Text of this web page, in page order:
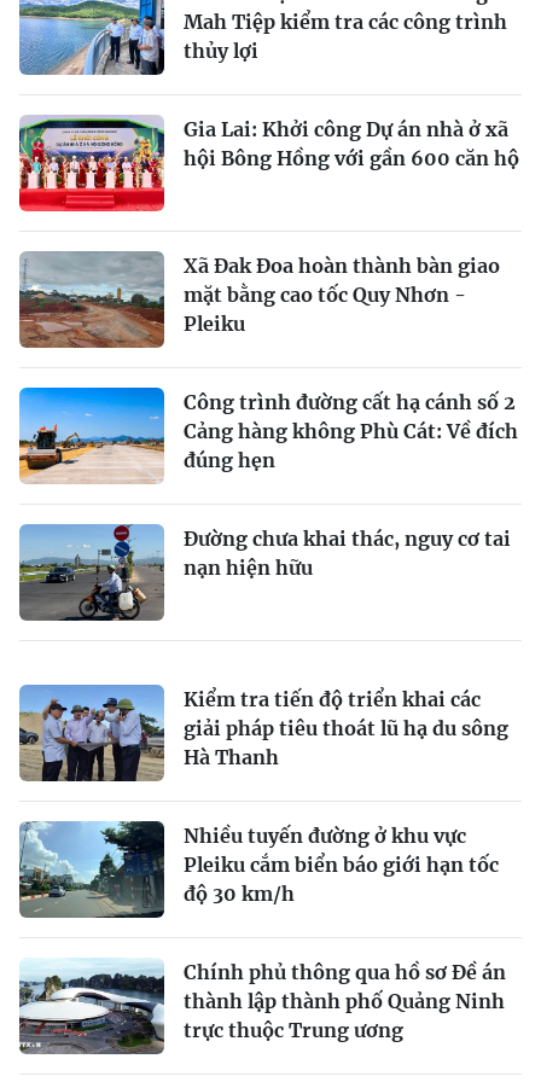
Mah Tiệp kiểm tra các công trình
thủy lợi
Gia Lai: Khởi công Dự án nhà ở xã
hội Bông Hồng với gần 600 căn hộ
Xã Đak Đoa hoàn thành bàn giao
mặt bằng cao tốc Quy Nhơn -
Pleiku
Công trình đường cất hạ cánh số 2
Cảng hàng không Phù Cát: Về đích
đúng hẹn
Đường chưa khai thác, nguy cơ tai
nạn hiện hữu
Kiểm tra tiến độ triển khai các
giải pháp tiêu thoát lũ hạ du sông
Hà Thanh
Nhiều tuyến đường ở khu vực
Pleiku cắm biển báo giới hạn tốc
độ 30 km/h
Chính phủ thông qua hồ sơ Đề án
thành lập thành phố Quảng Ninh
trực thuộc Trung ương